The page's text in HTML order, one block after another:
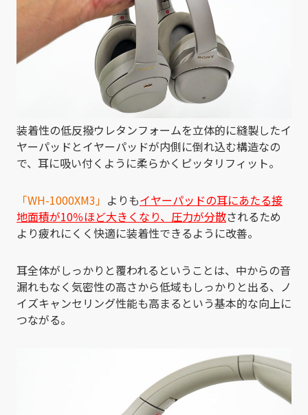
装着性の低反撥ウレタンフォームを立体的に縫製したイ
ヤーパッドとイヤーパッドが内側に倒れ込む構造なの
で、耳に吸い付くように柔らかくピッタリフィット。
「WH-1000XM3」 よりもイヤーパッドの耳にあたる接
地面積が10％ほど大きくなり、圧力が分散されるため
より疲れにくく快適に装着性できるように改善。
耳全体がしっかりと覆われるということは、中からの音
漏れもなく気密性の高さから低域もしっかりと出る、ノ
イズキャンセリング性能も高まるという基本的な向上に
つながる。